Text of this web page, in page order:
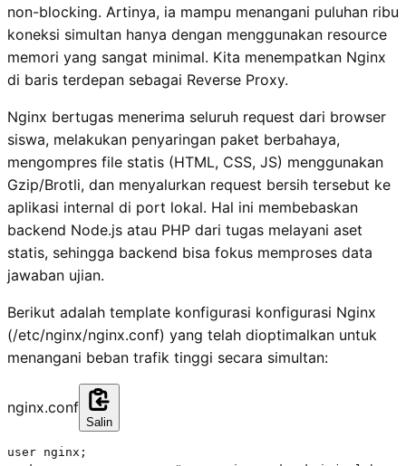
non-blocking. Artinya, ia mampu menangani puluhan ribu
koneksi simultan hanya dengan menggunakan resource
memori yang sangat minimal. Kita menempatkan Nginx
di baris terdepan sebagai Reverse Proxy.
Nginx bertugas menerima seluruh request dari browser
siswa, melakukan penyaringan paket berbahaya,
mengompres file statis (HTML, CSS, JS) menggunakan
Gzip/Brotli, dan menyalurkan request bersih tersebut ke
aplikasi internal di port lokal. Hal ini membebaskan
backend Node.js atau PHP dari tugas melayani aset
statis, sehingga backend bisa fokus memproses data
jawaban ujian.
Berikut adalah template konfigurasi konfigurasi Nginx
(/etc/nginx/nginx.conf) yang telah dioptimalkan untuk
menangani beban trafik tinggi secara simultan:
nginx.conf
Salin
user nginx;